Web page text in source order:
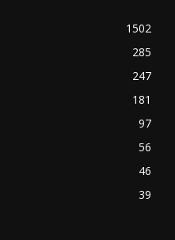
1502
285
247
181
97
56
46
39